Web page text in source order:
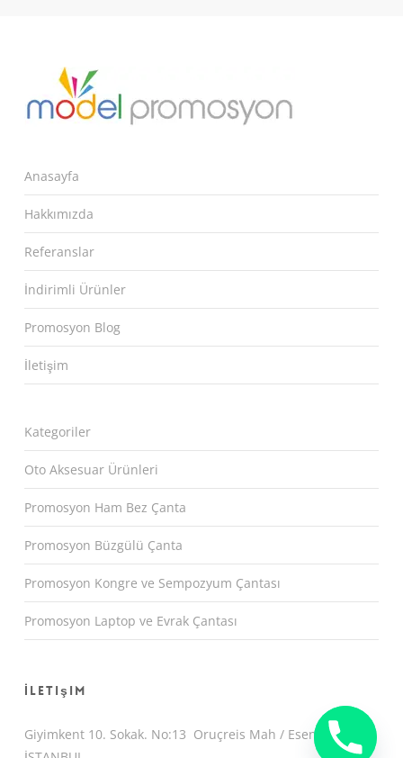
Anasayfa
Hakkımızda
Referanslar
İndirimli Ürünler
Promosyon Blog
İletişim
Kategoriler
Oto Aksesuar Ürünleri
Promosyon Ham Bez Çanta
Promosyon Büzgülü Çanta
Promosyon Kongre ve Sempozyum Çantası
Promosyon Laptop ve Evrak Çantası
İletişim
Giyimkent 10. Sokak. No:13 Oruçreis Mah / Esenler /